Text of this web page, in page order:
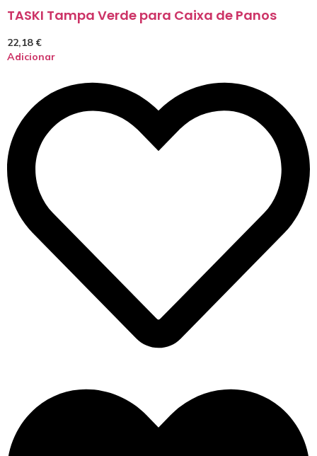
TASKI Tampa Verde para Caixa de Panos
22,18 €
Adicionar